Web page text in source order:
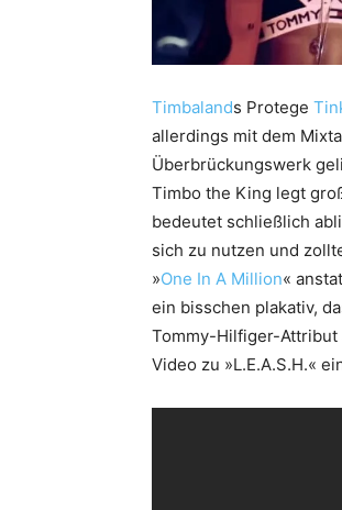
Timbalands Protege
allerdings mit dem
Überbrückungswerk
Timbo the King legt
bedeutet schließlich
sich zu nutzen und
»One In A Million«
ein bisschen plakativ,
Tommy-Hilfiger-
Video zu »L.E.A.S.H.«